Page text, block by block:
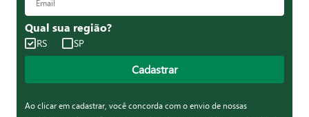
Qual sua região?
RS SP
Cadastrar
Ao clicar em cadastrar, você concorda com o envio de nossas